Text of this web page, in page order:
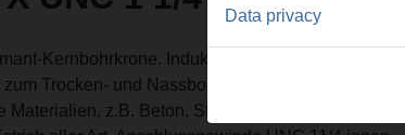
Kernbohrkrone. Induktiv gelötet, wiederbelegbar.
Trocken- und Nassbohren, handgeführt oder mit
Materialien, z.B. Beton, Stahlbeton, Mauerwerk aller
Data privacy